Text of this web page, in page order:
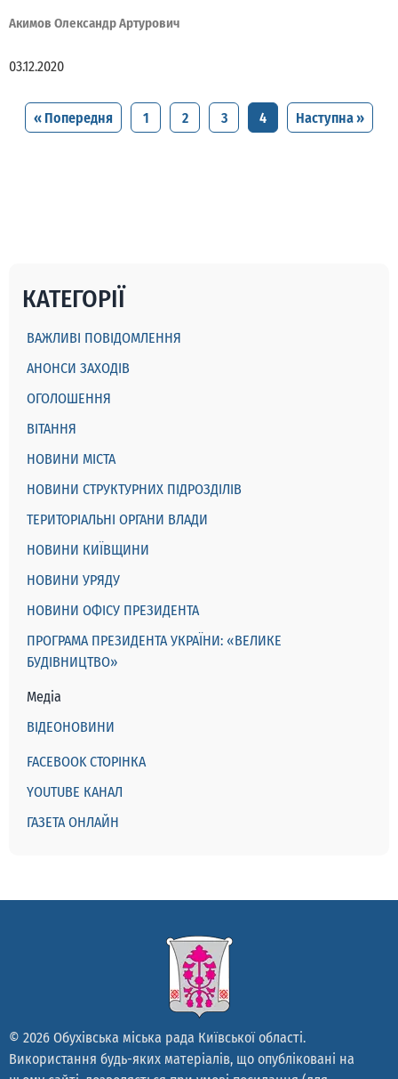
Акимов Олександр Артурович
03.12.2020
« Попередня 1 2 3 4 Наступна »
КАТЕГОРІЇ
ВАЖЛИВІ ПОВІДОМЛЕННЯ
АНОНСИ ЗАХОДІВ
ОГОЛОШЕННЯ
ВІТАННЯ
НОВИНИ МІСТА
НОВИНИ СТРУКТУРНИХ ПІДРОЗДІЛІВ
ТЕРИТОРІАЛЬНІ ОРГАНИ ВЛАДИ
НОВИНИ КИЇВЩИНИ
НОВИНИ УРЯДУ
НОВИНИ ОФІСУ ПРЕЗИДЕНТА
ПРОГРАМА ПРЕЗИДЕНТА УКРАЇНИ: «ВЕЛИКЕ
БУДІВНИЦТВО»
Медіа
ВІДЕОНОВИНИ
FACEBOOK СТОРІНКА
YOUTUBE КАНАЛ
ГАЗЕТА ОНЛАЙН
© 2026 Обухівська міська рада Київської області.
Використання будь-яких матеріалів, що опубліковані на